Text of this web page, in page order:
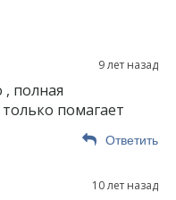
9 лет назад
полная
помагает
Ответить
10 лет назад